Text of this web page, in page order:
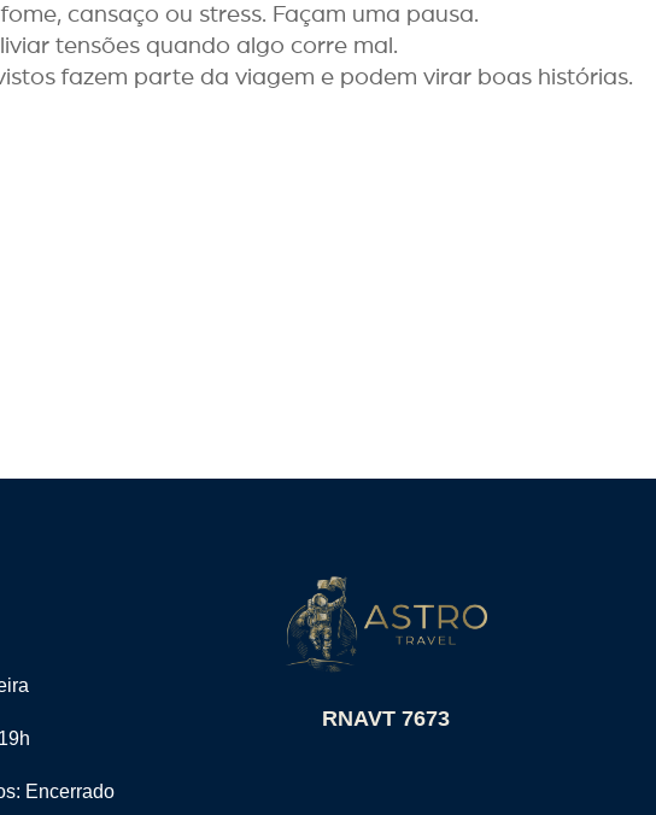
cansaço ou stress. Façam uma pausa.
tensões quando algo corre mal.
fazem parte da viagem e podem virar boas histórias.
Encerrado
RNAVT 7673